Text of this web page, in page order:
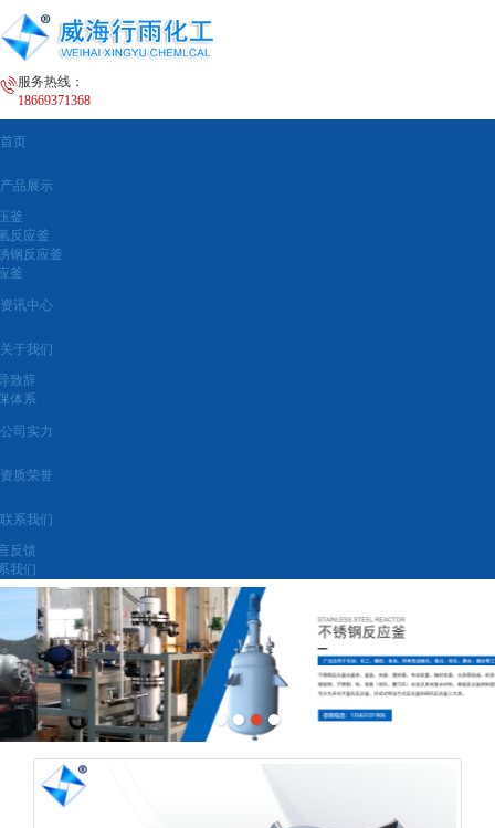
服务热线：
18669371368
首页
产品展示
釜
反应釜
钢反应釜
釜
资讯中心
关于我们
致辞
体系
公司实力
资质荣誉
联系我们
反馈
我们